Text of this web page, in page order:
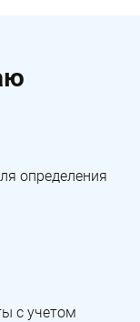
определения
с учетом